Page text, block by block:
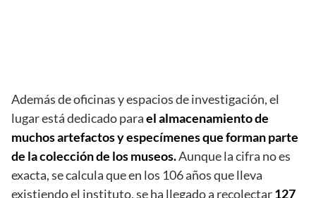
Además de oficinas y espacios de investigación, el
lugar está dedicado parael almacenamiento de
muchos artefactos y especímenes que forman parte
de la colección de los museos.Aunque la cifra no es
exacta, se calcula que en los 106 años que lleva
existiendo el instituto, se ha llegado a recolectar127